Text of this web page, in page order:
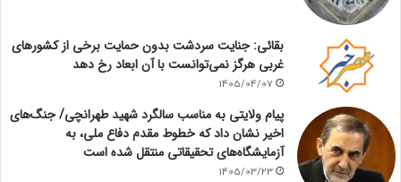
بقائی: جنایت سردشت بدون حمایت برخی از کشورهای
غربی هرگز نمی‌توانست با آن ابعاد رخ دهد
1405/04/07
پیام ولایتی به مناسب سالگرد شهید طهرانچی/ جنگ‌های
اخیر نشان داد که خطوط مقدم دفاع ملی، به
آزمایشگاه‌های تحقیقاتی منتقل شده است
1405/03/23